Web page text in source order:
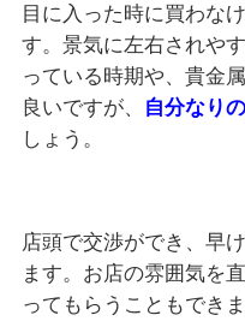
目に入った時に買わな
す。景気に左右されや
っている時期や、貴金
良いですが、
自分なり
しょう。
店頭で交渉ができ、早
ます。お店の雰囲気を
ってもらうこともできま